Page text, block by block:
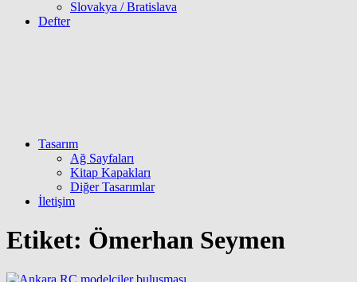
Slovakya / Bratislava
Defter
Tasarım
Ağ Sayfaları
Kitap Kapakları
Diğer Tasarımlar
İletişim
Etiket: Ömerhan Seymen